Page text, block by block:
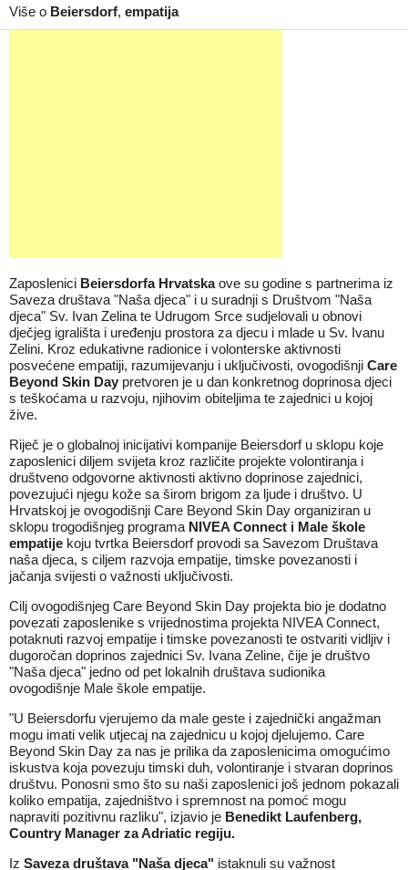
Više o Beiersdorf, empatija
Zaposlenici Beiersdorfa Hrvatskaove su godine s partnerima iz
Saveza društava "Naša djeca" i u suradnji s Društvom "Naša
djeca" Sv. Ivan Zelina te Udrugom Srce sudjelovali u obnovi
dječjeg igrališta i uređenju prostora za djecu i mlade u Sv. Ivanu
Zelini. Kroz edukativne radionice i volonterske aktivnosti
posvećene empatiji, razumijevanju i uključivosti, ovogodišnji Care
Beyond Skin Day pretvoren je u dan konkretnog doprinosa djeci
s teškoćama u razvoju, njihovim obiteljima te zajednici u kojoj
žive.
Riječ je o globalnoj inicijativi kompanije Beiersdorf u sklopu koje
zaposlenici diljem svijeta kroz različite projekte volontiranja i
društveno odgovorne aktivnosti aktivno doprinose zajednici,
povezujući njegu kože sa širom brigom za ljude i društvo. U
Hrvatskoj je ovogodišnji Care Beyond Skin Day organiziran u
sklopu trogodišnjeg programa NIVEA Connect i Male škole
empatije koju tvrtka Beiersdorf provodi sa Savezom Društava
naša djeca, s ciljem razvoja empatije, timske povezanosti i
jačanja svijesti o važnosti uključivosti.
Cilj ovogodišnjeg Care Beyond Skin Day projekta bio je dodatno
povezati zaposlenike s vrijednostima projekta NIVEA Connect,
potaknuti razvoj empatije i timske povezanosti te ostvariti vidljiv i
dugoročan doprinos zajednici Sv. Ivana Zeline, čije je društvo
"Naša djeca" jedno od pet lokalnih društava sudionika
ovogodišnje Male škole empatije.
"U Beiersdorfu vjerujemo da male geste i zajednički angažman
mogu imati velik utjecaj na zajednicu u kojoj djelujemo. Care
Beyond Skin Day za nas je prilika da zaposlenicima omogućimo
iskustva koja povezuju timski duh, volontiranje i stvaran doprinos
društvu. Ponosni smo što su naši zaposlenici još jednom pokazali
koliko empatija, zajedništvo i spremnost na pomoć mogu
napraviti pozitivnu razliku", izjavio je Benedikt Laufenberg,
Country Manager za Adriatic regiju.
Iz Saveza društava "Naša djeca" istaknuli su važnost